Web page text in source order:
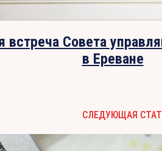
встреча Совета
в Ереване
СЛЕДУЮЩАЯ